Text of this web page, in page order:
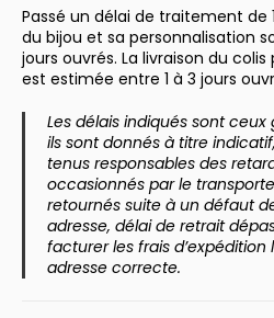
Passé un délai de traitement de
du bijou et sa personnalisation
jours ouvrés. La livraison du
est estimée entre 1 à 3 jours
Les délais indiqués sont
ils sont donnés à titre
tenus responsables des
occasionnés par le
retournés suite à un défaut
adresse, délai de retrait
facturer les frais
adresse correcte.